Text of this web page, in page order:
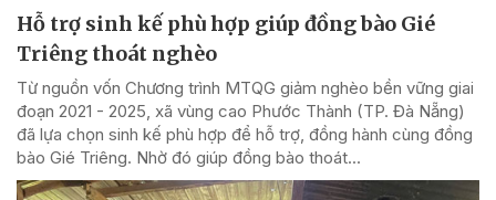
Hỗ trợ sinh kế phù hợp giúp đồng bào Gié
Triêng thoát nghèo
Từ nguồn vốn Chương trình MTQG giảm nghèo bền vững giai
đoạn 2021 - 2025, xã vùng cao Phước Thành (TP. Đà Nẵng)
đã lựa chọn sinh kế phù hợp để hỗ trợ, đồng hành cùng đồng
bào Gié Triêng. Nhờ đó giúp đồng bào thoát...